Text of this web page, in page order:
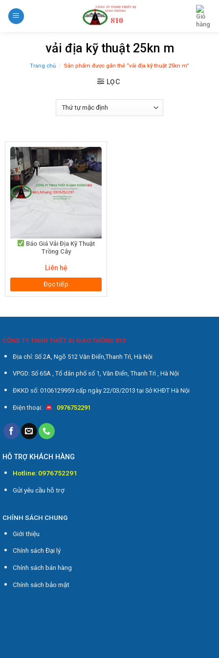
vải địa kỹ thuật 25kn m
Trang chủ / Sản phẩm được gắn thẻ “vải địa kỹ thuật 25kn m”
LỌC
Báo Giá Vải Địa Kỹ Thuật
Trồng Cây
Liên hệ
Đọc tiếp
CÔNG TY TNHH THIẾT BỊ GIAO THÔNG 810
Địa chỉ: Số 2A, Ngõ 512 Văn Điển,Thanh Trì, Hà Nội
VPGD: Số 65A , Tổ dân phố số 1, Văn Điển, Thanh Trì , Hà Nội
ĐKKD số: 0106129959 cấp ngày 22/03/2013 tại Sở KHĐT Hà Nội
Điện thoại: 0976752291
HỖ TRỢ KHÁCH HÀNG
Hotline: 0976752291
Gửi yêu cầu hỗ trợ
CHÍNH SÁCH CHUNG
Giới thiệu
Chính sách Đại lý
Chính sách bán hàng
Chính sách bảo mật